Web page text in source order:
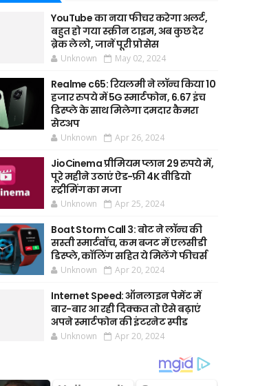
YouTube का नया फीचर करेगा अलर्ट,
बहुत हो गया स्क्रीन टाइम, अब कुछ देर
ब्रेक ले लो, जानें पूरी प्रोसेस
Unknown May 02, 2024
Realme c65: रियलमी ने लॉन्च किया 10
हजार रुपये में 5G स्मार्टफोन, 6.67 इंच
डिस्प्ले के साथ मिलेगा दमदार कैमरा
सेटअप
Unknown Apr 26, 2024
JioCinema प्रीमियम प्लान 29 रुपये में,
पूरे महीने उठाएं ऐड-फ्री 4K वीडियो
स्ट्रीमिंग का मजा
Unknown Apr 25, 2024
Boat Storm Call 3: बोट ने लॉन्च की
सस्ती स्मार्टवॉच, कम बजट में एलसीडी
डिस्प्ले, कॉलिंग सहित ये मिलेंगे फीचर्स
Unknown Apr 20, 2024
Internet Speed: ऑनलाइन पेमेंट में
बार-बार आ रही दिक्कत तो ऐसे बढ़ाएं
अपने स्मार्टफोन की इंटरनेट स्पीड
Unknown Apr 20, 2024